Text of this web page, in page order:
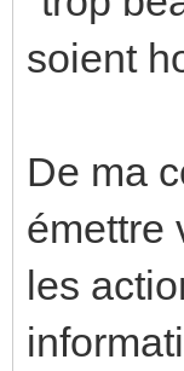
soient
De ma
émettre
les